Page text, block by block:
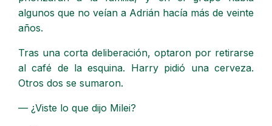
algunos que no veían a Adrián hacía más de veinte
años.
Tras una corta deliberación, optaron por retirarse
al café de la esquina. Harry pidió una cerveza.
Otros dos se sumaron.
— ¿Viste lo que dijo Milei?